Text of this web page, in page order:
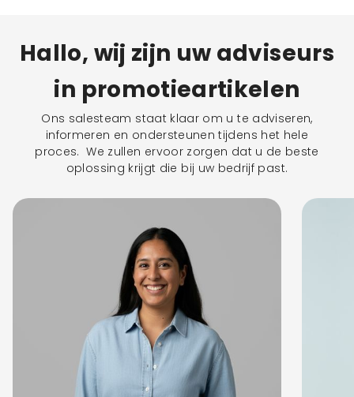
Hallo, wij zijn uw adviseurs
in promotieartikelen
Ons salesteam staat klaar om u te adviseren,
informeren en ondersteunen tijdens het hele
proces. We zullen ervoor zorgen dat u de beste
oplossing krijgt die bij uw bedrijf past.